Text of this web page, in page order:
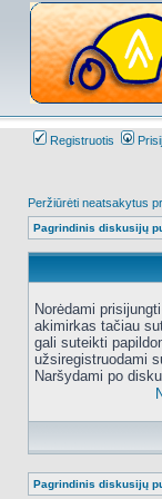
Registruotis
Peržiūrėti neatsakytus
Pagrindinis diskusijų
Norėdami
akimirkas tačiau
gali suteikti
užsiregistruodami
Naršydami po
Pagrindinis diskusijų